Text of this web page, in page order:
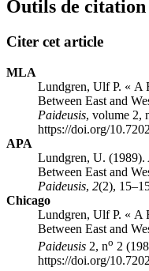
Outils de citation
Citer cet article
MLA
Lundgren, Ulf P. « A
Between East and
Paideusis, volume 2,
https://doi.org/
APA
Lundgren, U.
Between East and
Paideusis, 2(2),
Chicago
Lundgren, Ulf P. « A
Between East and
Paideusis 2, no 2
https://doi.org/